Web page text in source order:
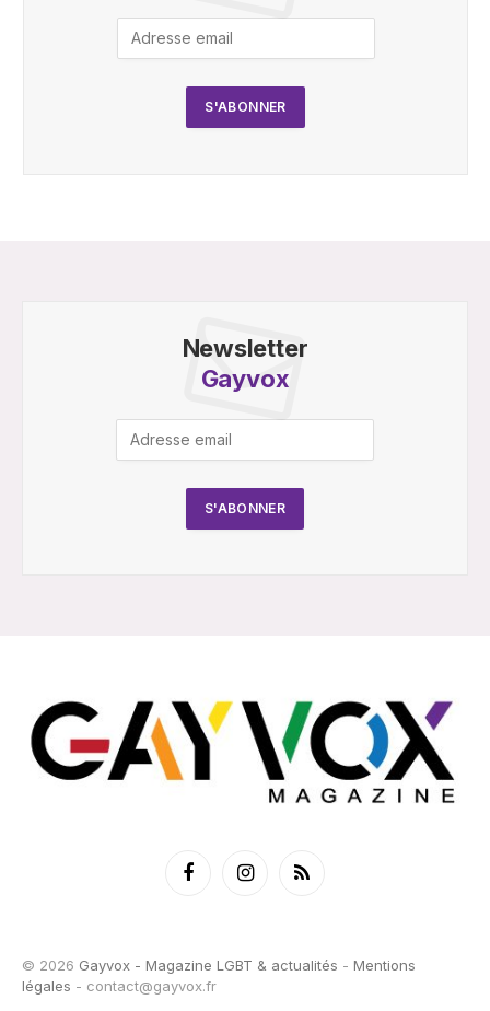
Newsletter
Gayvox
FacebookInstagramRSS
© 2026 Gayvox - Magazine LGBT & actualités - Mentions
légales - contact@gayvox.fr